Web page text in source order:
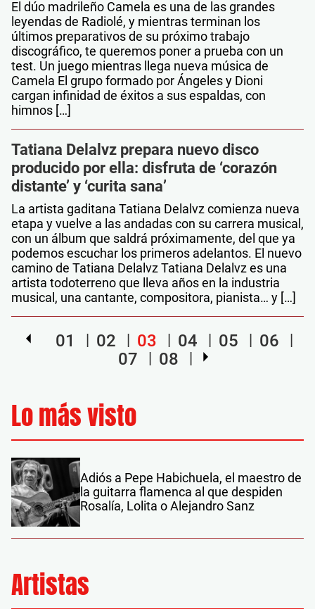
El dúo madrileño Camela es una de las grandes
leyendas de Radiolé, y mientras terminan los
últimos preparativos de su próximo trabajo
discográfico, te queremos poner a prueba con un
test. Un juego mientras llega nueva música de
Camela El grupo formado por Ángeles y Dioni
cargan infinidad de éxitos a sus espaldas, con
himnos […]
Tatiana Delalvz prepara nuevo disco
producido por ella: disfruta de ‘corazón
distante’ y ‘curita sana’
La artista gaditana Tatiana Delalvz comienza nueva
etapa y vuelve a las andadas con su carrera musical,
con un álbum que saldrá próximamente, del que ya
podemos escuchar los primeros adelantos. El nuevo
camino de Tatiana Delalvz Tatiana Delalvz es una
artista todoterreno que lleva años en la industria
musical, una cantante, compositora, pianista… y […]
01 02 03 04 05
06
07
08
Lo más visto
Adiós a Pepe Habichuela, el maestro de
la guitarra flamenca al que despiden
Rosalía, Lolita o Alejandro Sanz
Artistas